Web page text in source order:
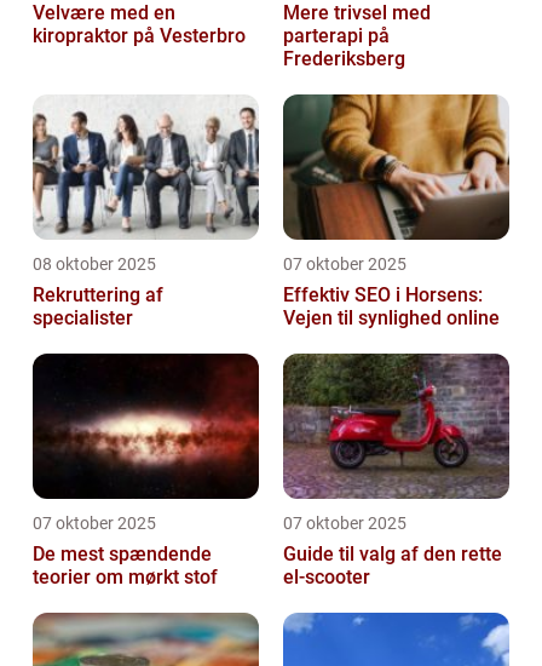
Velvære med en
kiropraktor på Vesterbro
Mere trivsel med
parterapi på
Frederiksberg
08 oktober 2025
Rekruttering af
specialister
07 oktober 2025
Effektiv SEO i Horsens:
Vejen til synlighed online
07 oktober 2025
De mest spændende
teorier om mørkt stof
07 oktober 2025
Guide til valg af den rette
el-scooter